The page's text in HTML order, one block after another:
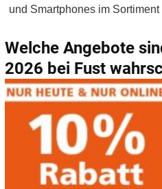
und Smartphones im Sortiment
Welche Angebote
2026 bei Fust